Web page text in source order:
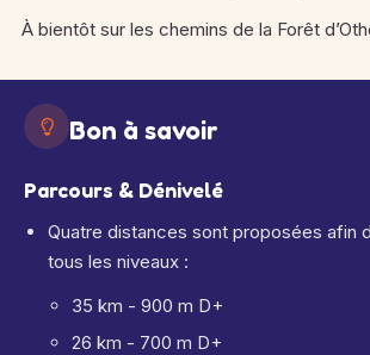
À bientôt sur les chemins de la Forêt
Bon à savoir
Parcours & Dénivelé
Quatre distances sont proposées afin
tous les niveaux :
35 km - 900 m D+
26 km - 700 m D+